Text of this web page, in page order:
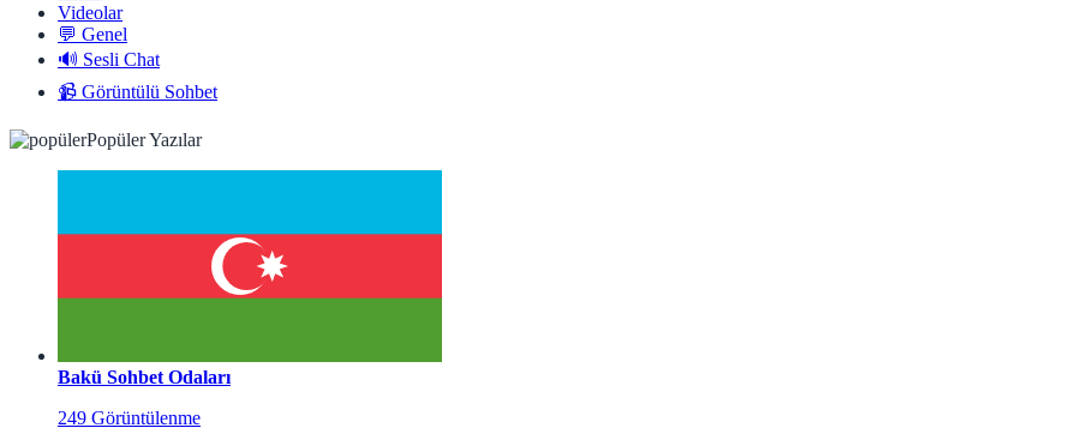
Videolar
💬 Genel
🔊 Sesli Chat
📹 Görüntülü Sohbet
Popüler Yazılar
Bakü Sohbet Odaları
249 Görüntülenme